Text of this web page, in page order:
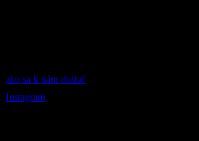
ako sa k nám dostať
Instagram